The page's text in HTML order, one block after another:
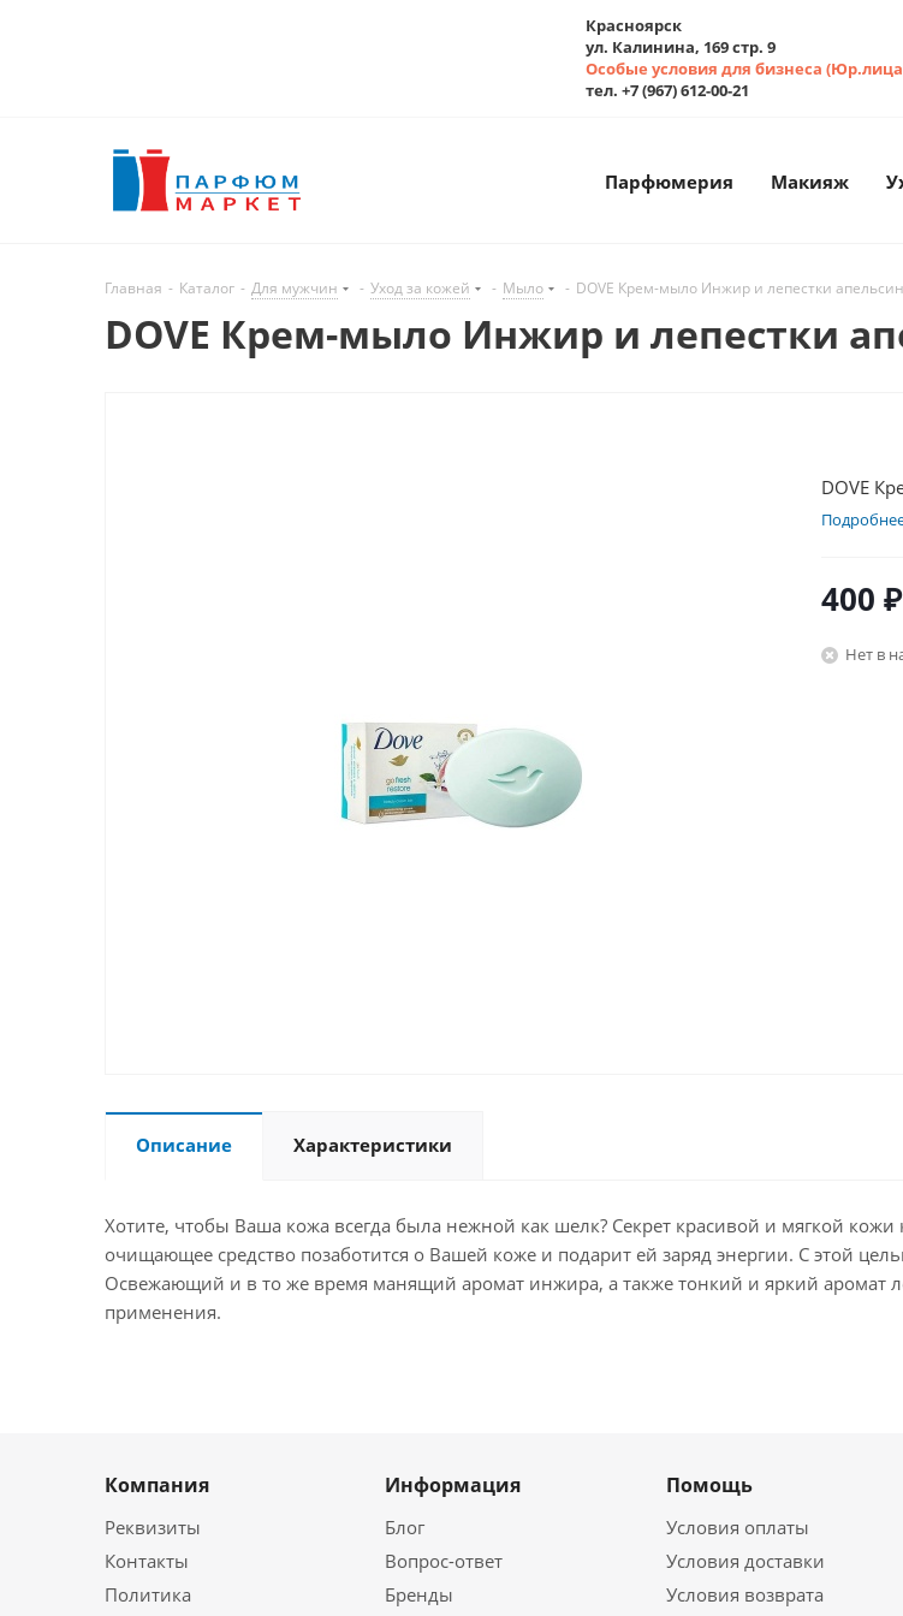
Красноярск
ул. Калинина, 169 стр. 9
Особые условия для бизнеса
тел. +7 (967) 612-00-21
Парфюмерия Макияж
Главная - Каталог - Для мужчин - Уход за кожей - Мыло - DOVE Крем-мыло Инжир и лепестки
DOVE Крем-мыло Инжир и лепестки
DOVE
400 ₽
Нет в
Описание Характеристики
Хотите, чтобы Ваша кожа всегда была нежной как шелк? Секрет красивой и мягкой
очищающее средство позаботится о Вашей коже и подарит ей заряд энергии. С этой
Освежающий и в то же время манящий аромат инжира, а также тонкий и яркий аромат
применения.
Компания
Реквизиты
Контакты
Политика
Информация
Блог
Вопрос-ответ
Бренды
Помощь
Условия оплаты
Условия доставки
Условия возврата